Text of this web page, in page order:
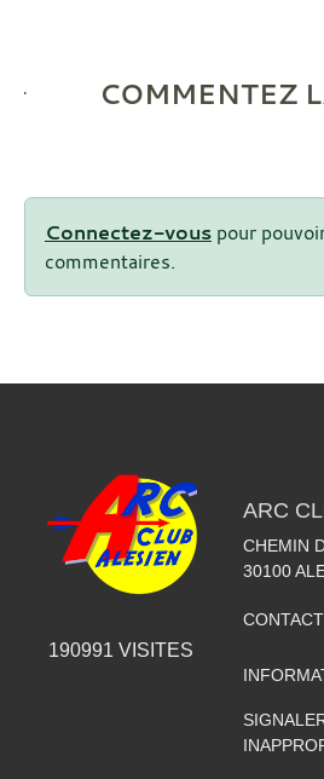
COMMENTEZ
Connectez-vous pour
commentaires.
190991 VISITES
ARC
CHEMIN
30100